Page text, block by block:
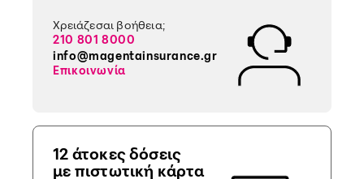
Χρειάζεσαι βοήθεια;
210 801 8000
info@magentainsurance.gr
Επικοινωνία
12 άτοκες δόσεις
με πιστωτική κάρτα